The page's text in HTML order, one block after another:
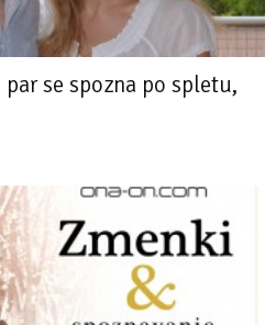
se spozna po spletu,